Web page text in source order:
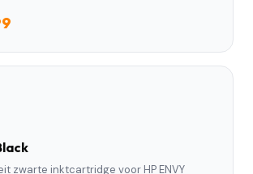
zwarte inktcartridge voor HP ENVY